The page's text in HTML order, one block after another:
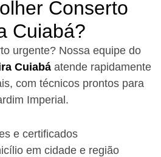
Conserto
Cuiabá?​
urgente? Nossa equipe do
Cuiabá atende rapidamente
com técnicos prontos para
Imperial.
e certificados
em cidade e região